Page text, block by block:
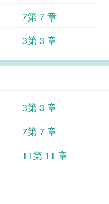
7第 7 章
3第 3 章
3第 3 章
7第 7 章
11第 11 章